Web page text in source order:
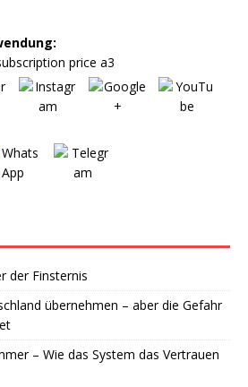
price a3
der Finsternis
übernehmen – aber die Gefahr
– Wie das System das Vertrauen